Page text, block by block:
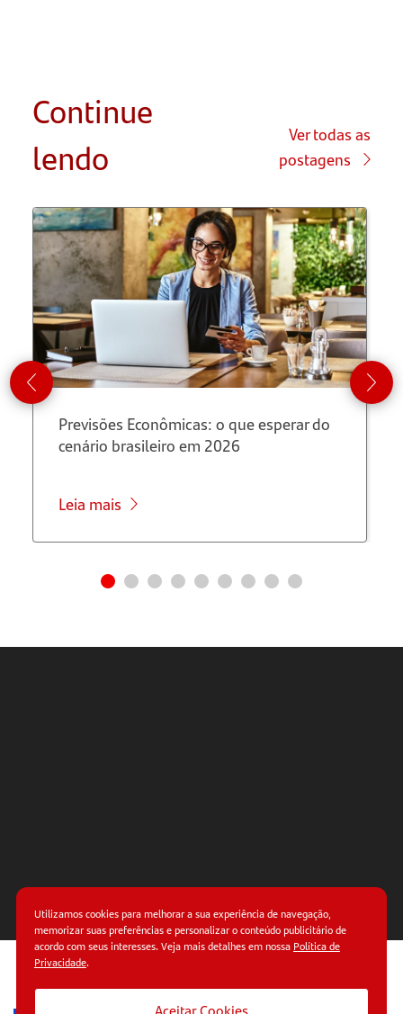
Continue
lendo
Ver todas as
postagens
Previsões Econômicas: o que esperar do
cenário brasileiro em 2026
Leia mais
privacidade.
Utilizamos cookies para melhorar a sua experiência de navegação,
memorizar suas preferências e personalizar o conteúdo publicitário de
acordo com seus interesses. Veja mais detalhes em nossa Política de
Privacidade.